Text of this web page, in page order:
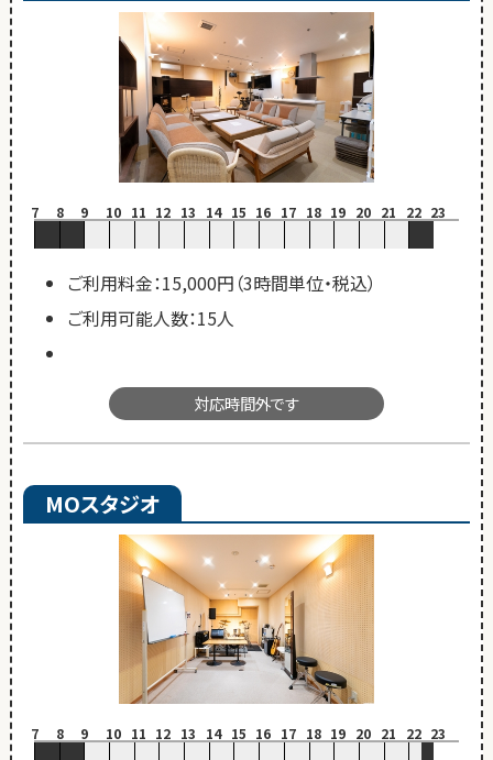
7 8 9 10 11 12 13 14 15 16 17 18 19 20 21 22 23
ご利用料金：15,000円（3時間単位・税込）
ご利用可能人数：15人
対応時間外です
MOスタジオ
7 8 9 10 11 12 13 14 15 16 17 18 19 20 21 22 23